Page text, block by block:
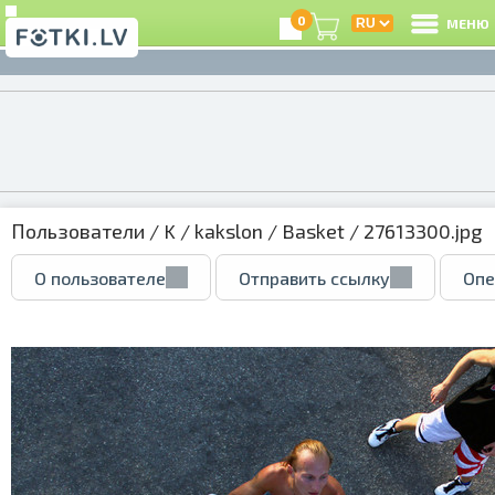
0 МЕНЮ
Пользователи / K / kakslon / Basket / 27613300.jpg
О пользователе Отправить ссылку